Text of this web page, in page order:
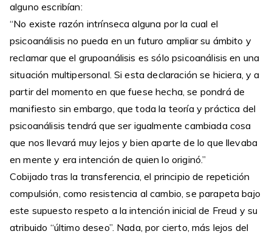
alguno escribían:
“No existe razón intrínseca alguna por la cual el
psicoanálisis no pueda en un futuro ampliar su ámbito y
reclamar que el grupoanálisis es sólo psicoanálisis en una
situación multipersonal. Si esta declaración se hiciera, y a
partir del momento en que fuese hecha, se pondrá de
manifiesto sin embargo, que toda la teoría y práctica del
psicoanálisis tendrá que ser igualmente cambiada cosa
que nos llevará muy lejos y bien aparte de lo que llevaba
en mente y era intención de quien lo originó.”
Cobijado tras la transferencia, el principio de repetición
compulsión, como resistencia al cambio, se parapeta bajo
este supuesto respeto a la intención inicial de Freud y su
atribuido “último deseo”. Nada, por cierto, más lejos del